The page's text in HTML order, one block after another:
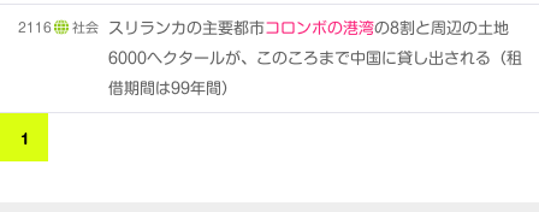
2116 社会 スリランカの主要都市コロンボの港湾の8割と周辺の土地
6000ヘクタールが、このころまで中国に貸し出される（租
借期間は99年間）
1